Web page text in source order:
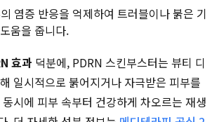
염증 반응을 억제하여 트러블이나 붉은 기
움을 줍니다.
효과 덕분에, PDRN 스킨부스터는 뷰티 디
일시적으로 붉어지거나 자극받은 피부를
시에 피부 속부터 건강하게 차오르는 재생